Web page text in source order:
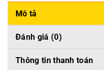
Mô tả
Đánh giá (0)
Thông tin thanh toán